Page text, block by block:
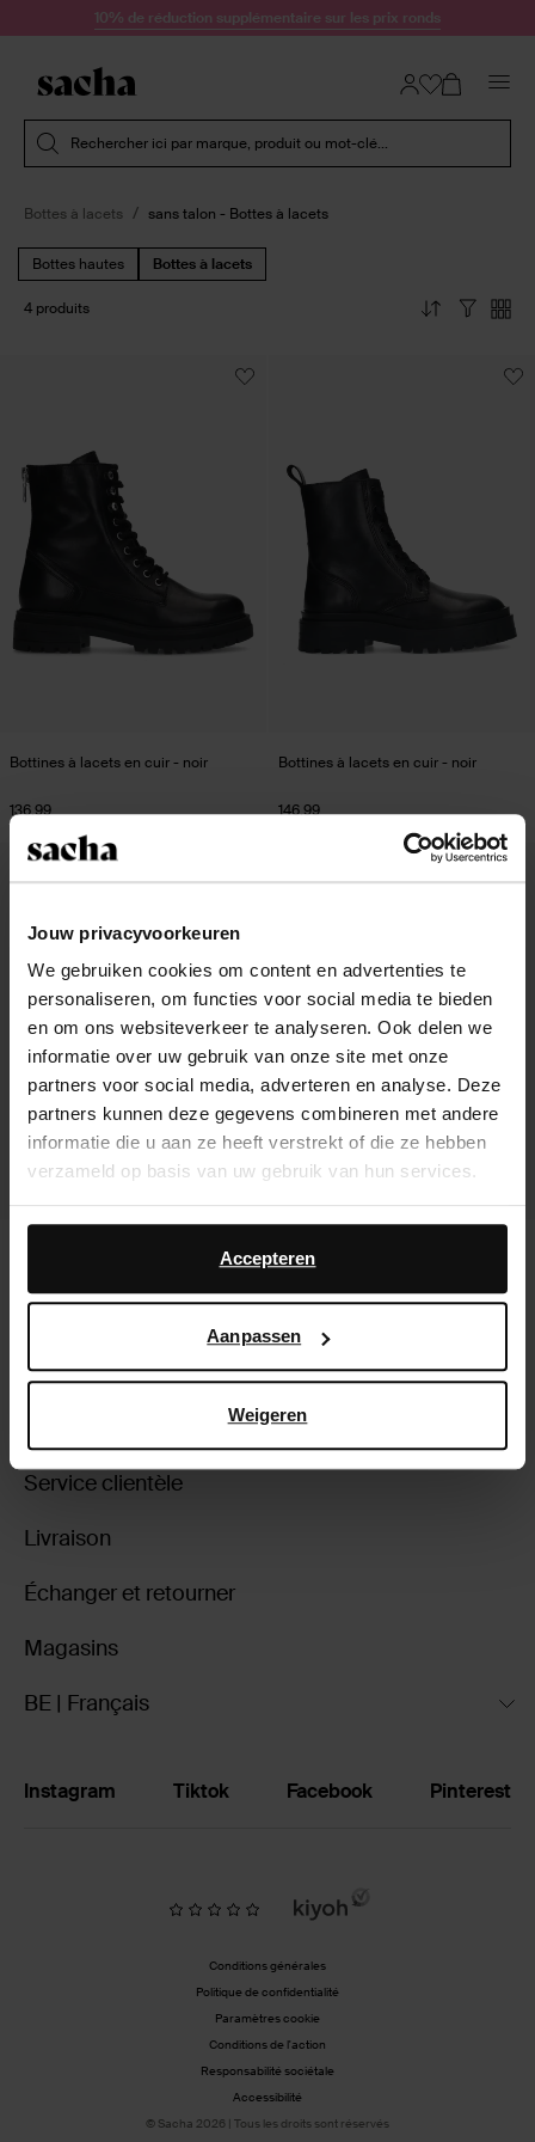
Jouw privacyvoorkeuren
We gebruiken cookies om content en advertenties te
personaliseren, om functies voor social media te bieden
en om ons websiteverkeer te analyseren. Ook delen we
informatie over uw gebruik van onze site met onze
partners voor social media, adverteren en analyse. Deze
partners kunnen deze gegevens combineren met andere
informatie die u aan ze heeft verstrekt of die ze hebben
verzameld op basis van uw gebruik van hun services.
Daarnaast werken wij samen met Google voor
advertentie- en meetdoeleinden. Meer informatie over
hoe Google uw persoonsgegevens gebruikt, vindt u op
Accepteren
Aanpassen
Weigeren
Passer au contenu10% de réduction supplémentaire sur les prix ronds
Rechercher ici par marque, produit ou mot-clé...
Bottes à lacets sans talon - Bottes à lacets
Bottes hautes Bottes à lacets
4 produits
Bottines à lacets en cuir - noir
136.99
Bottines à lacets en cuir - noir
146.99
Bottines à lacets avec effet poils de
56.00
- 62%
vache
56.00
Service clientèle
Livraison
Échanger et retourner
Magasins
BE | Français
Instagram Tiktok Facebook Pinterest
Conditions générales
Politique de confidentialité
Paramètres cookie
Conditions de l'action
Responsabilité sociétale
Accessibilité
© Sacha 2026 | Tous les droits sont réservés